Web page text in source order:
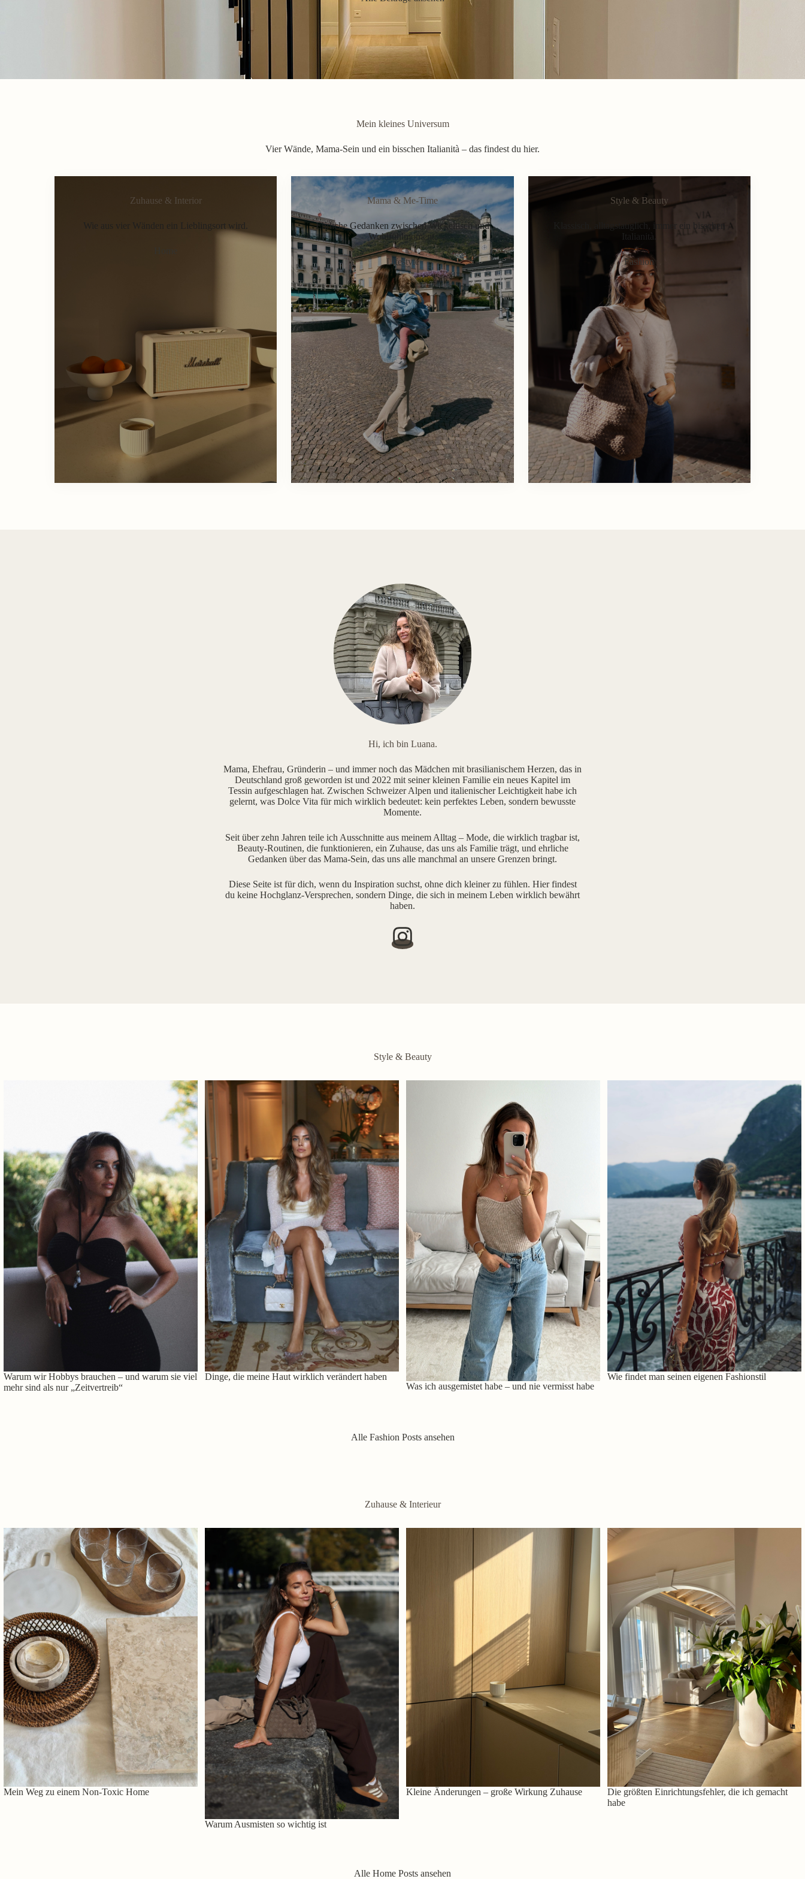
Mein kleines Universum
Vier Wände, Mama-Sein und ein bisschen Italianità – das findest du hier.
Zuhause & Interior
Wie aus vier Wänden ein Lieblingsort wird.
Mama & Me-Time
Ehrliche Gedanken zwischen Wickeltisch und
Wohlfühlmoment.
Lifestyle
Style & Beauty
Klassisch, alltagstauglich, immer ein bisschen
Italianità.
Fashion
Hi, ich bin Luana.
Mama, Ehefrau, Gründerin – und immer noch das Mädchen mit brasilianischem Herzen, das in
Deutschland groß geworden ist und 2022 mit seiner kleinen Familie ein neues Kapitel im
Tessin aufgeschlagen hat. Zwischen Schweizer Alpen und italienischer Leichtigkeit habe ich
gelernt, was Dolce Vita für mich wirklich bedeutet: kein perfektes Leben, sondern bewusste
Momente.
Seit über zehn Jahren teile ich Ausschnitte aus meinem Alltag – Mode, die wirklich tragbar ist,
Beauty-Routinen, die funktionieren, ein Zuhause, das uns als Familie trägt, und ehrliche
Gedanken über das Mama-Sein, das uns alle manchmal an unsere Grenzen bringt.
Diese Seite ist für dich, wenn du Inspiration suchst, ohne dich kleiner zu fühlen. Hier findest
du keine Hochglanz-Versprechen, sondern Dinge, die sich in meinem Leben wirklich bewährt
haben.
Style & Beauty
Warum wir Hobbys brauchen – und warum sie viel
mehr sind als nur „Zeitvertreib“
Dinge, die meine Haut wirklich verändert haben
Was ich ausgemistet habe – und nie vermisst habe
Wie findet man seinen eigenen Fashionstil
Alle Fashion Posts ansehen
Zuhause & Interieur
Mein Weg zu einem Non-Toxic Home
Warum Ausmisten so wichtig ist
Kleine Änderungen – große Wirkung Zuhause
Die größten Einrichtungsfehler, die ich gemacht
habe
Alle Home Posts ansehen